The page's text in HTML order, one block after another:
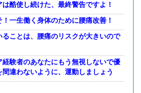
は酷使し続けた、最終警告ですよ！
！一生働く身体のために腰痛改善！
ることは、腰痛のリスクが大きいので
経験者のあなたにもう無視しないで優
間違わないように、運動しましょう